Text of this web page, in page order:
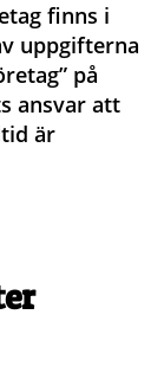
finns i
uppgifterna
på
ansvar att
är